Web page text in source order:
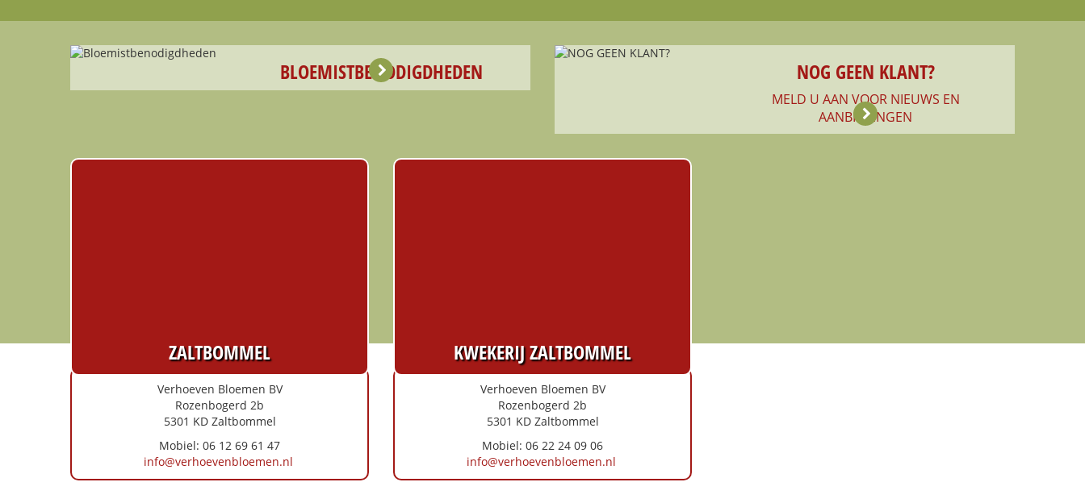
BLOEMISTBENODIGDHEDEN NOG GEEN KLANT?
MELD U AAN VOOR NIEUWS EN
AANBIEDINGEN
ZALTBOMMEL
Verhoeven Bloemen BV
Rozenbogerd 2b
5301 KD Zaltbommel
Mobiel: 06 12 69 61 47
info@verhoevenbloemen.nl
Routebeschrijving
KWEKERIJ ZALTBOMMEL
Verhoeven Bloemen BV
Rozenbogerd 2b
5301 KD Zaltbommel
Mobiel: 06 22 24 09 06
info@verhoevenbloemen.nl
Routebeschrijving